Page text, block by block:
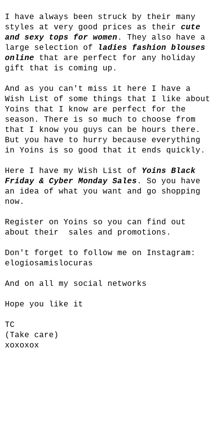
I have always been struck by their many
styles at very good prices as their cute
and sexy tops for women . They also have a
large selection of
ladies fashion blouses
online that are perfect for any holiday
gift that is coming up.
And as you can't miss it here I have a
Wish List of some things that I like about
Yoins that I know are perfect for the
season. There is so much to choose from
that I know you guys can be hours there.
But you have to hurry because everything
in Yoins is so good that it ends quickly.
Here I have my Wish List of Yoins Black
Friday & Cyber Monday Sales . So you have
an idea of ​​what you want and go shopping
now.
Register on Yoins so you can find out
about their sales and promotions.
Don't forget to follow me on Instagram:
elogiosamislocuras
And on all my social networks
Hope you like it
TC
(Take care)
xoxoxox